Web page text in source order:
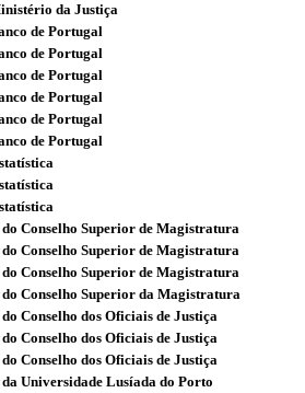
da Justiça
de Portugal
de Portugal
de Portugal
de Portugal
de Portugal
de Portugal
Conselho Superior de Magistratura
Conselho Superior de Magistratura
Conselho Superior de Magistratura
Conselho Superior da Magistratura
Conselho dos Oficiais de Justiça
Conselho dos Oficiais de Justiça
Conselho dos Oficiais de Justiça
Universidade Lusíada do Porto